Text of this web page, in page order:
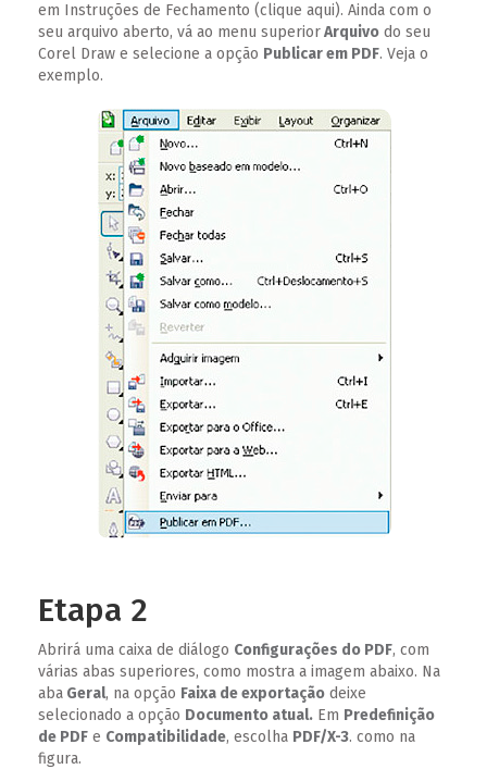
em Instruções de Fechamento (clique aqui). Ainda com o
seu arquivo aberto, vá ao menu superiorArquivo do seu
Corel Draw e selecione a opção Publicar em PDF. Veja o
exemplo.
Etapa 2
Abrirá uma caixa de diálogo Configurações do PDF, com
várias abas superiores, como mostra a imagem abaixo. Na
aba Geral, na opção Faixa de exportação deixe
selecionado a opção Documento atual. Em Predefinição
de PDF e Compatibilidade, escolha PDF/X-3. como na
figura.